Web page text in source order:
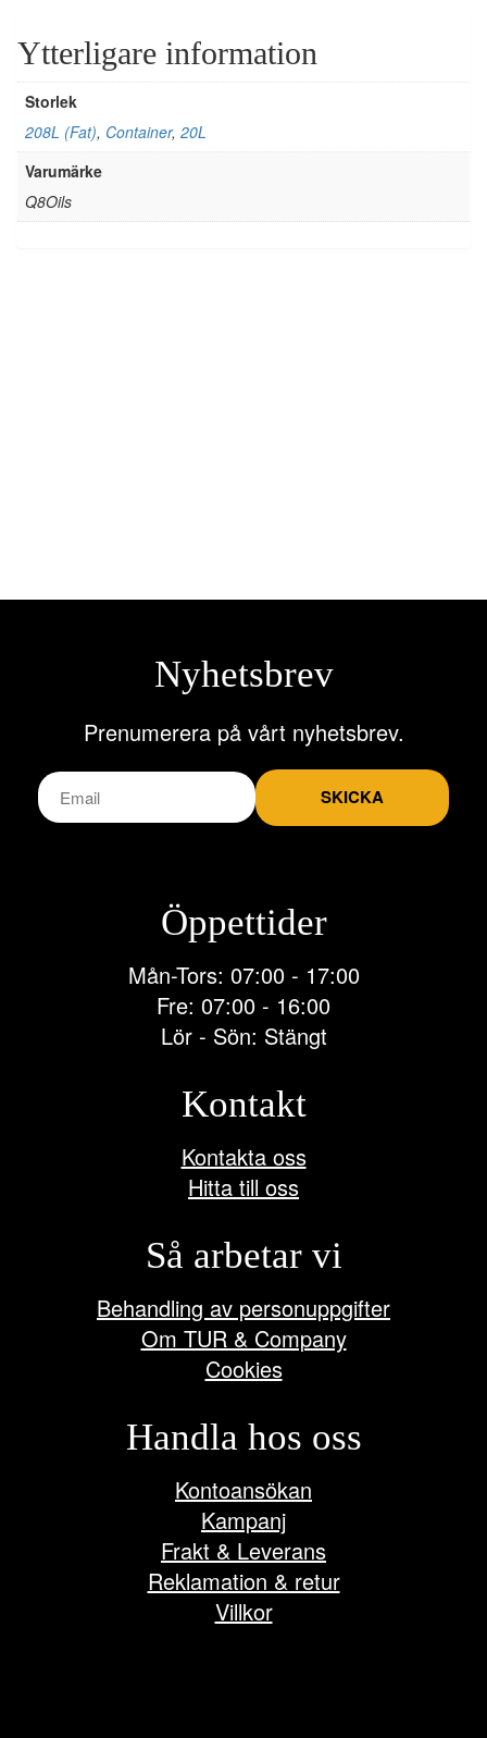
Ytterligare information
Storlek
208L (Fat), Container, 20L
Varumärke
Q8Oils
Nyhetsbrev
Prenumerera på vårt nyhetsbrev.
SKICKA
Öppettider
Mån-Tors: 07:00 - 17:00
Fre: 07:00 - 16:00
Lör - Sön: Stängt
Kontakt
Kontakta oss
Hitta till oss
Så arbetar vi
Behandling av personuppgifter
Om TUR & Company
Cookies
Handla hos oss
Kontoansökan
Kampanj
Frakt & Leverans
Reklamation & retur
Villkor